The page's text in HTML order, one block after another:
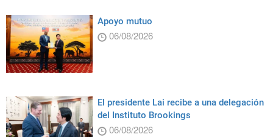
Apoyo mutuo
06/08/2026
El presidente Lai recibe a una delegación
del Instituto Brookings
06/08/2026